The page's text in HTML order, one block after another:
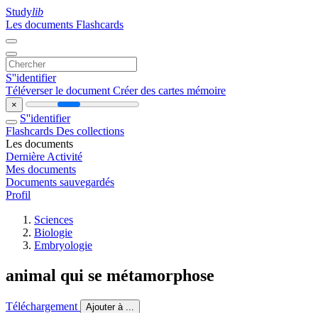
Studylib
Les documents Flashcards
S''identifier
Téléverser le document Créer des cartes mémoire
×
S''identifier
Flashcards Des collections
Les documents
Dernière Activité
Mes documents
Documents sauvegardés
Profil
Sciences
Biologie
Embryologie
animal qui se métamorphose
Téléchargement Ajouter à ...